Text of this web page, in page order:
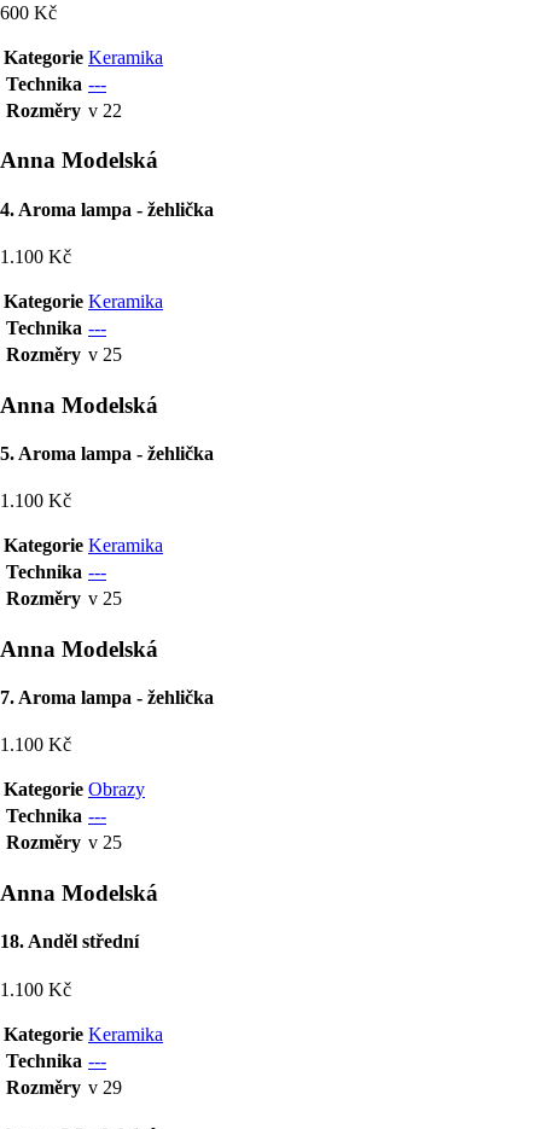
600 Kč
Kategorie Keramika
Technika ---
Rozměry v 22
Anna Modelská
4. Aroma lampa - žehlička
1.100 Kč
Kategorie Keramika
Technika ---
Rozměry v 25
Anna Modelská
5. Aroma lampa - žehlička
1.100 Kč
Kategorie Keramika
Technika ---
Rozměry v 25
Anna Modelská
7. Aroma lampa - žehlička
1.100 Kč
Kategorie Obrazy
Technika ---
Rozměry v 25
Anna Modelská
18. Anděl střední
1.100 Kč
Kategorie Keramika
Technika ---
Rozměry v 29